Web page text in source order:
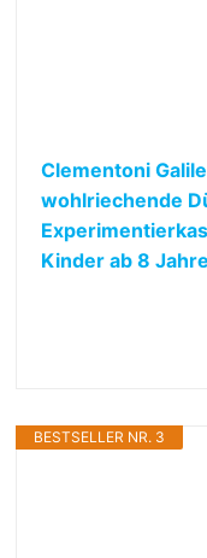
Clementoni
wohlriechende
Kinder ab 8
BESTSELLER NR. 3